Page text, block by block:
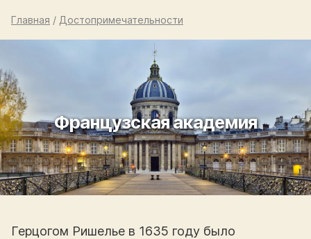
Главная / Достопримечательности
Французская академия
Герцогом Ришелье в 1635 году было